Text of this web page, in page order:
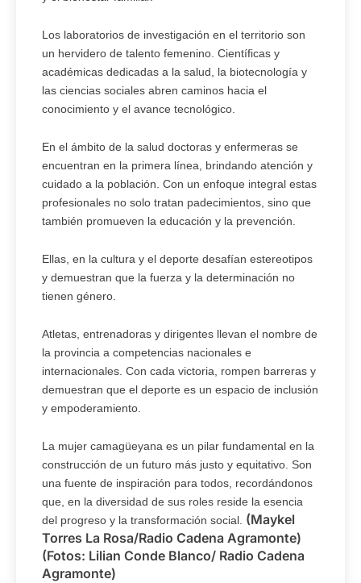
Los laboratorios de investigación en el territorio son
un hervidero de talento femenino. Científicas y
académicas dedicadas a la salud, la biotecnología y
las ciencias sociales abren caminos hacia el
conocimiento y el avance tecnológico.
En el ámbito de la salud doctoras y enfermeras se
encuentran en la primera línea, brindando atención y
cuidado a la población. Con un enfoque integral estas
profesionales no solo tratan padecimientos, sino que
también promueven la educación y la prevención.
Ellas, en la cultura y el deporte desafían estereotipos
y demuestran que la fuerza y la determinación no
tienen género.
Atletas, entrenadoras y dirigentes llevan el nombre de
la provincia a competencias nacionales e
internacionales. Con cada victoria, rompen barreras y
demuestran que el deporte es un espacio de inclusión
y empoderamiento.
La mujer camagüeyana es un pilar fundamental en la
construcción de un futuro más justo y equitativo. Son
una fuente de inspiración para todos, recordándonos
que, en la diversidad de sus roles reside la esencia
del progreso y la transformación social. (Maykel
Torres La Rosa/Radio Cadena Agramonte)
(Fotos: Lilian Conde Blanco/ Radio Cadena
Agramonte)